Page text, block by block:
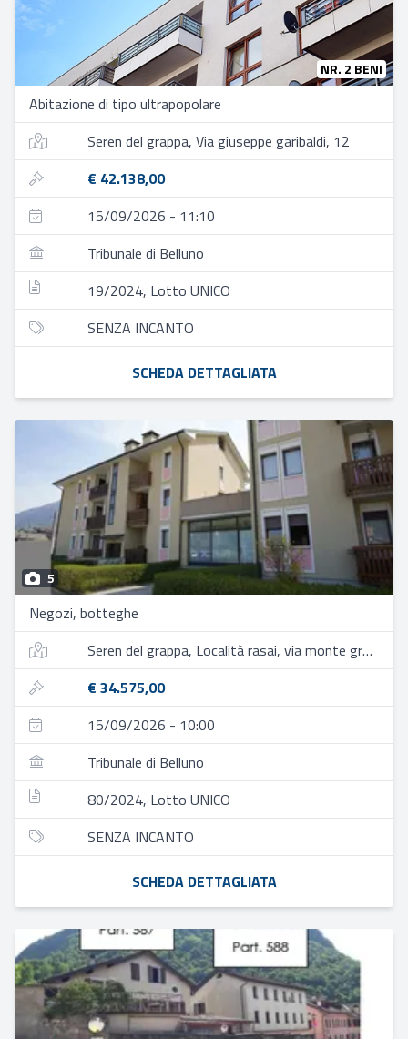
NR. 2 BENI
Abitazione di tipo ultrapopolare
Seren del grappa, Via giuseppe garibaldi, 12
€ 42.138,00
15/09/2026 - 11:10
Tribunale di Belluno
19/2024, Lotto UNICO
SENZA INCANTO
SCHEDA DETTAGLIATA
5
Negozi, botteghe
Seren del grappa, Località rasai, via monte grappa, 15
€ 34.575,00
15/09/2026 - 10:00
Tribunale di Belluno
80/2024, Lotto UNICO
SENZA INCANTO
SCHEDA DETTAGLIATA